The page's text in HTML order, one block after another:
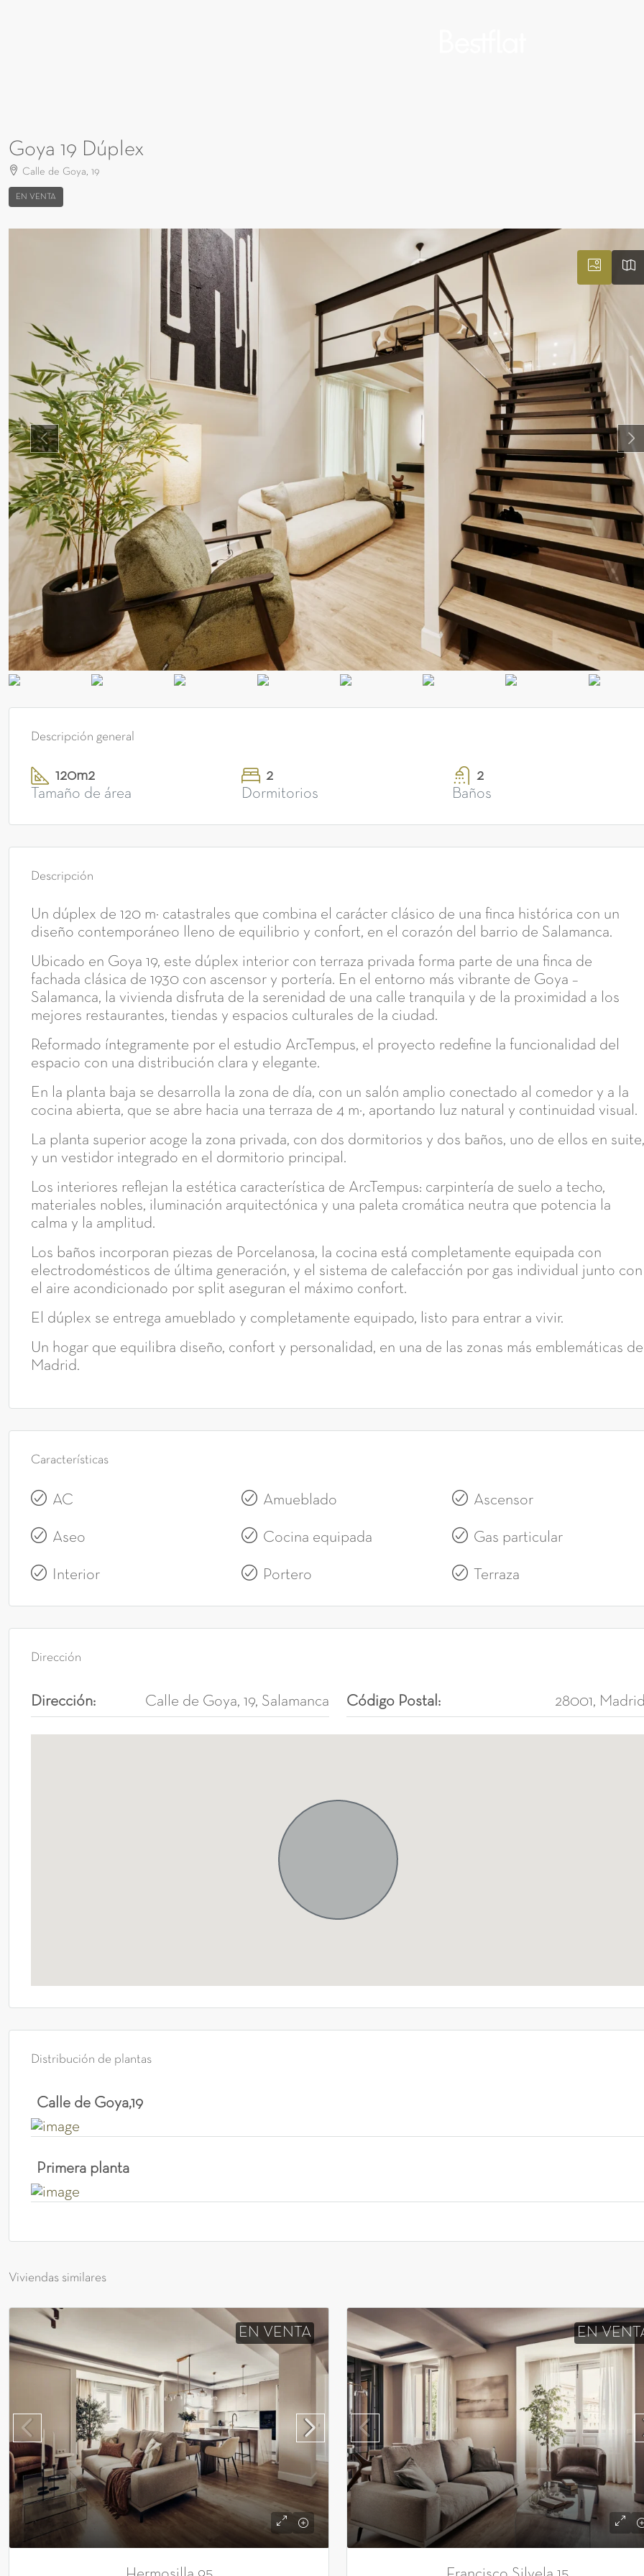
Goya 19 Dúplex
Calle de Goya, 19
EN VENTA
Descripción general
120m2
Tamaño de área
2
Dormitorios
2
Baños
Descripción
Un dúplex de 120 m² catastrales que combina el carácter clásico de una finca histórica con un
diseño contemporáneo lleno de equilibrio y confort, en el corazón del barrio de Salamanca.
Ubicado en Goya 19, este dúplex interior con terraza privada forma parte de una finca de
fachada clásica de 1930 con ascensor y portería. En el entorno más vibrante de Goya –
Salamanca, la vivienda disfruta de la serenidad de una calle tranquila y de la proximidad a los
mejores restaurantes, tiendas y espacios culturales de la ciudad.
Reformado íntegramente por el estudio ArcTempus, el proyecto redefine la funcionalidad del
espacio con una distribución clara y elegante.
En la planta baja se desarrolla la zona de día, con un salón amplio conectado al comedor y a la
cocina abierta, que se abre hacia una terraza de 4 m², aportando luz natural y continuidad visual.
La planta superior acoge la zona privada, con dos dormitorios y dos baños, uno de ellos en suite,
y un vestidor integrado en el dormitorio principal.
Los interiores reflejan la estética característica de ArcTempus: carpintería de suelo a techo,
materiales nobles, iluminación arquitectónica y una paleta cromática neutra que potencia la
calma y la amplitud.
Los baños incorporan piezas de Porcelanosa, la cocina está completamente equipada con
electrodomésticos de última generación, y el sistema de calefacción por gas individual junto con
el aire acondicionado por split aseguran el máximo confort.
El dúplex se entrega amueblado y completamente equipado, listo para entrar a vivir.
Un hogar que equilibra diseño, confort y personalidad, en una de las zonas más emblemáticas de
Madrid.
Características
AC Amueblado Ascensor
Aseo Cocina equipada Gas particular
Interior Portero Terraza
Dirección
Dirección: Calle de Goya, 19, Salamanca Código Postal: 28001,
Distribución de plantas
Calle de Goya,19
Primera planta
Viviendas similares
EN VENTA EN